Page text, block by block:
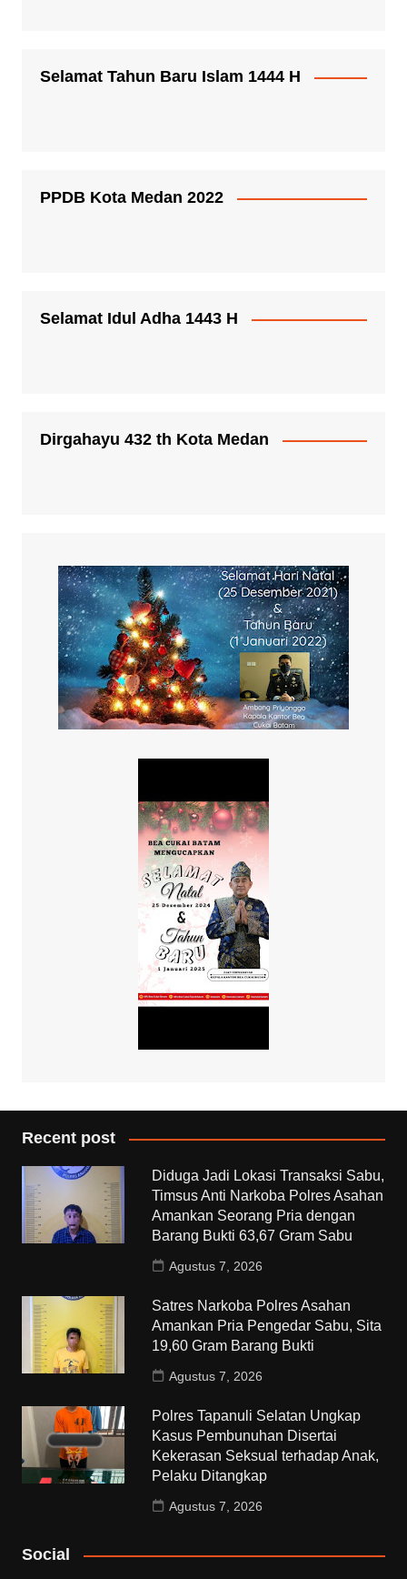
Selamat Tahun Baru Islam 1444 H
PPDB Kota Medan 2022
Selamat Idul Adha 1443 H
Dirgahayu 432 th Kota Medan
Recent post
Diduga Jadi Lokasi Transaksi Sabu,
Timsus Anti Narkoba Polres Asahan
Amankan Seorang Pria dengan
Barang Bukti 63,67 Gram Sabu
Agustus 7, 2026
Satres Narkoba Polres Asahan
Amankan Pria Pengedar Sabu, Sita
19,60 Gram Barang Bukti
Agustus 7, 2026
Polres Tapanuli Selatan Ungkap
Kasus Pembunuhan Disertai
Kekerasan Seksual terhadap Anak,
Pelaku Ditangkap
Agustus 7, 2026
Social